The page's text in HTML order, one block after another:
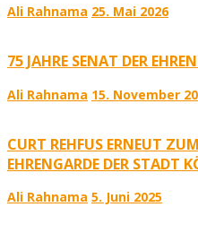
Ali Rahnama 25. Mai 2026
75 JAHRE SENAT DER
Ali Rahnama 15. November
CURT REHFUS ERNEUT
EHRENGARDE DER STADT
Ali Rahnama 5. Juni 2025